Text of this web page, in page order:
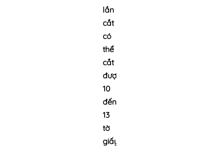
lần
cắt
có
thể
cắt
được
10
đến
13
tờ
giấy.